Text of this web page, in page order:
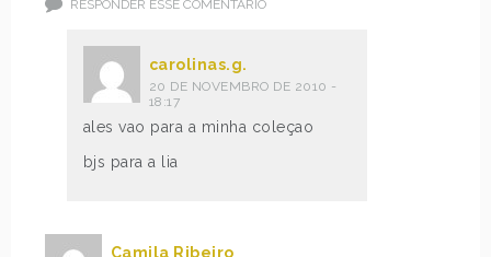
RESPONDER ESSE COMENTÁRIO
carolinas.g.
20 DE NOVEMBRO DE 2010 -
18:17
ales vao para a minha coleçao
bjs para a lia
Camila Ribeiro